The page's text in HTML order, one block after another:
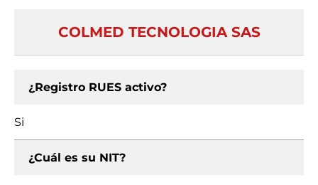
COLMED TECNOLOGIA SAS
¿Registro RUES activo?
Si
¿Cuál es su NIT?